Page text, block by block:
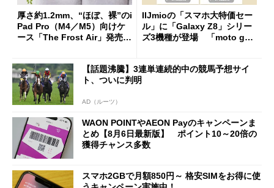
厚さ約1.2mm、“ほぼ、裸”のi
Pad Pro（M4／M5）向けケ
ース「The Frost Air」発売
IIJmioの「スマホ大特価セー
ル」に「Galaxy Z8」シリー
ズ3機種が登場 「moto g37
【話題沸騰】3連単連続的中の競馬予想サイ
ト、ついに判明
AD（ルーツ）
WAON POINTやAEON Payのキャンペーンま
とめ【8月6日最新版】 ポイント10～20倍の
獲得チャンス多数
スマホ2GBで月額850円～ 格安SIMをお得に使